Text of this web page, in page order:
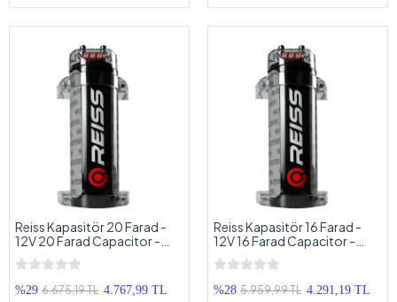
Reiss Kapasitör 20 Farad -
12V 20 Farad Capacitor -
Reiss RS-CAP20F Kalite
Arayanlara
%29 6.675,19 TL 4.767,99 TL
Reiss Kapasitör 16 Farad -
12V 16 Farad Capacitor -
Reiss RS-CAP16F Kalite
Arayanlara
%28 5.959,99 TL 4.291,19 TL